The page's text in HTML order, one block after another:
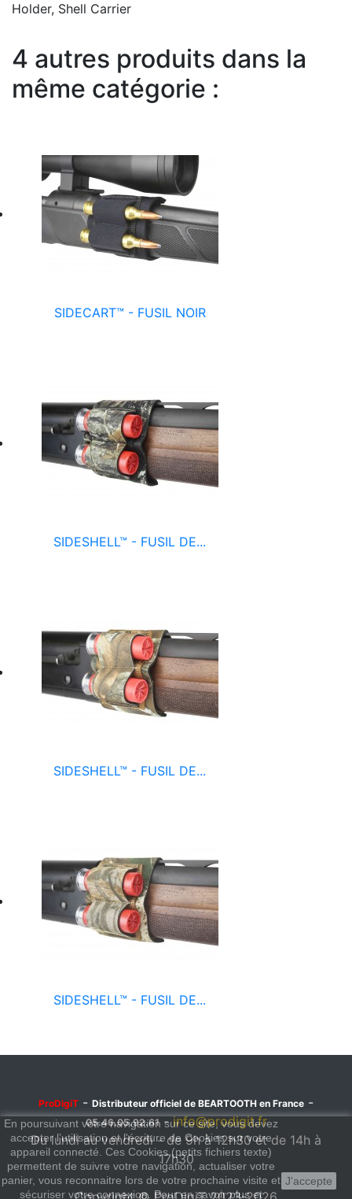
Holder, Shell Carrier
4 autres produits dans la
même catégorie :
SIDECART™ - FUSIL NOIR
SIDESHELL™ - FUSIL DE...
SIDESHELL™ - FUSIL DE...
SIDESHELL™ - FUSIL DE...
En poursuivant votre navigation sur ce site, vous devez
accepter l’utilisation et l'écriture de Cookies sur votre
appareil connecté. Ces Cookies (petits fichiers texte)
permettent de suivre votre navigation, actualiser votre
panier, vous reconnaitre lors de votre prochaine visite et
sécuriser votre connexion. Pour en savoir plus et
J'accepte
ProDigiT - Distributeur officiel de BEARTOOTH en France -
05.46.05.92.61-info@prodigit.fr
Du lundi au vendredi - de 9h à 12h30 et de 14h à
17h30